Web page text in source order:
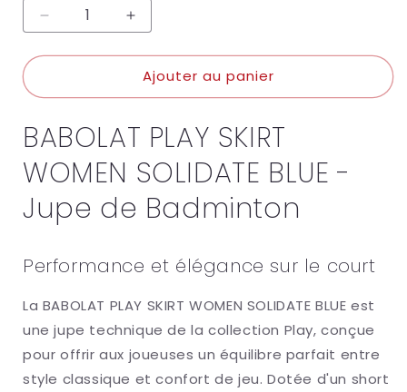
Réduire
quantité
Babolat
Skirt
Solidate
Augmenter
quantité
de
Babolat
Skirt
Solidate
Blue
Ajouter au panier
BABOLAT PLAY SKIRT
WOMEN SOLIDATE BLUE -
Jupe de Badminton
Performance et élégance sur le court
La BABOLAT PLAY SKIRT WOMEN SOLIDATE BLUE est
une jupe technique de la collection Play, conçue
pour offrir aux joueuses un équilibre parfait entre
style classique et confort de jeu. Dotée d'un short